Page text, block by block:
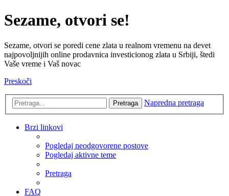
Sezame, otvori se!
Sezame, otvori se poredi cene zlata u realnom vremenu na devet
najpovoljnijih online prodavnica investicionog zlata u Srbiji, štedi
Vaše vreme i Vaš novac
Preskoči
Pretraga Napredna pretraga
Brzi linkovi
Pogledaj neodgovorene postove
Pogledaj aktivne teme
Pretraga
FAQ